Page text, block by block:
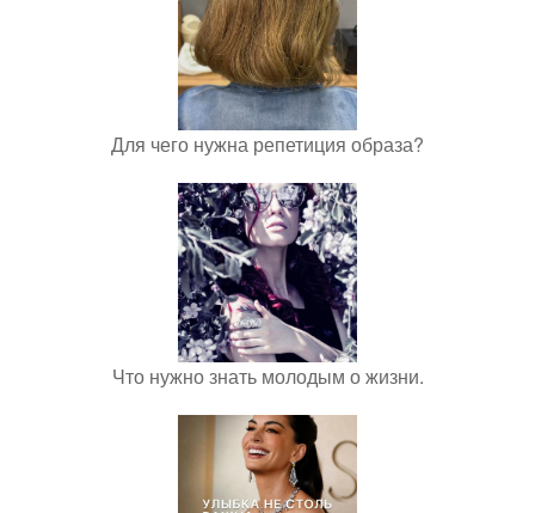
Для чего нужна репетиция образа?
Что нужно знать молодым о жизни.